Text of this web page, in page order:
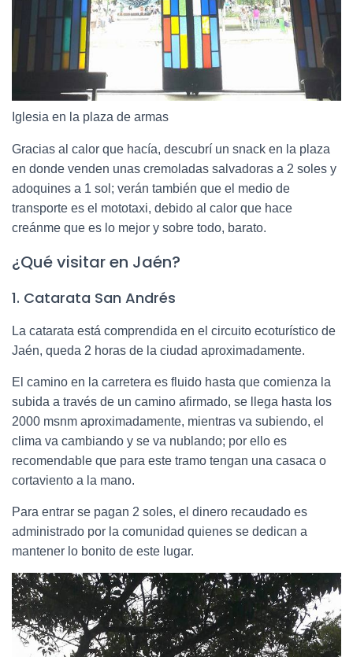
Iglesia en la plaza de armas
Gracias al calor que hacía, descubrí un snack en la plaza
en donde venden unas cremoladas salvadoras a 2 soles y
adoquines a 1 sol; verán también que e l medio de
transporte es el mototaxi, debido al calor que hace
creánme que es lo mejor y sobre todo, barato.
¿Qué visitar en Jaén?
1. Catarata San Andrés
La catarata está comprendida en el circuito ecoturístico de
Jaén, queda 2 horas de la ciudad aproximadamente.
El camino en la carretera es fluido hasta que comienza la
subida a través de un camino afirmado, se llega hasta los
2000 msnm aproximadamente, mientras va subiendo, el
clima va cambiando y se va nublando; por ello es
recomendable que para este tramo tengan una casaca o
cortaviento a la mano.
Para entrar se pagan 2 soles, el dinero recaudado es
administrado por la comunidad quienes se dedican a
mantener lo bonito de este lugar.